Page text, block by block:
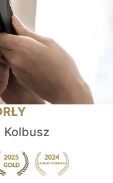
Kolbusz